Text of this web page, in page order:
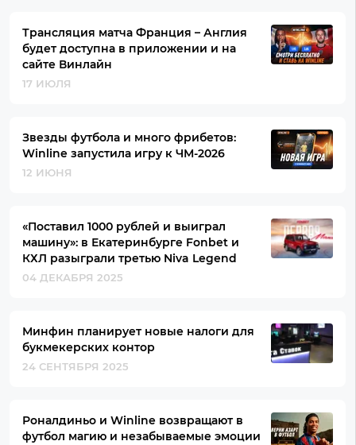
Трансляция матча Франция – Англия
будет доступна в приложении и на
сайте Винлайн
17 ИЮЛЯ
Звезды футбола и много фрибетов:
Winline запустила игру к ЧМ-2026
12 ИЮНЯ
«Поставил 1000 рублей и выиграл
машину»: в Екатеринбурге Fonbet и
КХЛ разыграли третью Niva Legend
04 ДЕКАБРЯ 2025
Минфин планирует новые налоги для
букмекерских контор
24 СЕНТЯБРЯ 2025
Роналдиньо и Winline возвращают в
футбол магию и незабываемые эмоции